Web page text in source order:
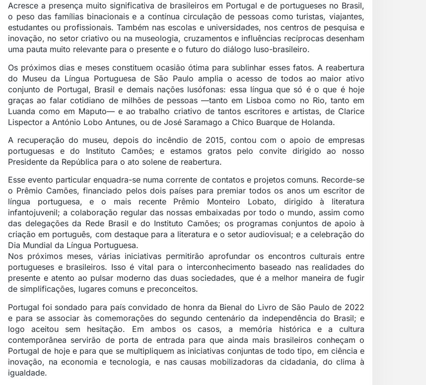
Acresce a presença muito significativa de brasileiros em Portugal e de portugueses no Brasil,
o peso das famílias binacionais e a contínua circulação de pessoas como turistas, viajantes,
estudantes ou profissionais. Também nas escolas e universidades, nos centros de pesquisa e
inovação, no setor criativo ou na museologia, cruzamentos e influências recíprocas desenham
uma pauta muito relevante para o presente e o futuro do diálogo luso-brasileiro.
Os próximos dias e meses constituem ocasião ótima para sublinhar esses fatos. A reabertura
do Museu da Língua Portuguesa de São Paulo amplia o acesso de todos ao maior ativo
conjunto de Portugal, Brasil e demais nações lusófonas: essa língua que só é o que é hoje
graças ao falar cotidiano de milhões de pessoas —tanto em Lisboa como no Rio, tanto em
Luanda como em Maputo— e ao trabalho criativo de tantos escritores e artistas, de Clarice
Lispector a António Lobo Antunes, ou de José Saramago a Chico Buarque de Holanda.
A recuperação do museu, depois do incêndio de 2015, contou com o apoio de empresas
portuguesas e do Instituto Camões; e estamos gratos pelo convite dirigido ao nosso
Presidente da República para o ato solene de reabertura.
Esse evento particular enquadra-se numa corrente de contatos e projetos comuns. Recorde-se
o Prêmio Camões, financiado pelos dois países para premiar todos os anos um escritor de
língua portuguesa, e o mais recente Prêmio Monteiro Lobato, dirigido à literatura
infantojuvenil; a colaboração regular das nossas embaixadas por todo o mundo, assim como
das delegações da Rede Brasil e do Instituto Camões; os programas conjuntos de apoio à
criação em português, com destaque para a literatura e o setor audiovisual; e a celebração do
Dia Mundial da Língua Portuguesa.
Nos próximos meses, várias iniciativas permitirão aprofundar os encontros culturais entre
portugueses e brasileiros. Isso é vital para o interconhecimento baseado nas realidades do
presente e atento ao pulsar moderno das duas sociedades, que é a melhor maneira de fugir
de simplificações, lugares comuns e preconceitos.
Portugal foi sondado para país convidado de honra da Bienal do Livro de São Paulo de 2022
e para se associar às comemorações do segundo centenário da independência do Brasil; e
logo aceitou sem hesitação. Em ambos os casos, a memória histórica e a cultura
contemporânea servirão de porta de entrada para que ainda mais brasileiros conheçam o
Portugal de hoje e para que se multipliquem as iniciativas conjuntas de todo tipo, em ciência e
inovação, na economia e tecnologia, e nas causas mobilizadoras da cidadania, do clima à
igualdade.